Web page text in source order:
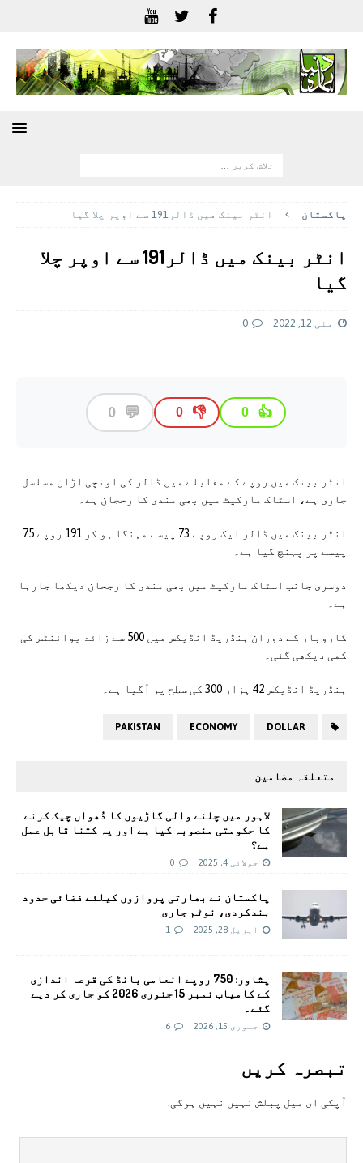
پاکستان انٹر بینک میں ڈالر191 سے اوپر چلا گیا
انٹر بینک میں ڈالر191 سے اوپر چلا
گیا
مئی 12, 2022 0
👍
0
👎
0
💬
0
انٹر بینک میں روپے کے مقابلے میں ڈالر کی اونچی اڑان مسلسل
جاری ہے، اسٹاک مارکیٹ میں بھی مندی کا رحجان ہے۔
انٹر بینک میں ڈالر ایک روپے 73 پیسے مہنگا ہو کر 191 روپے 75
پیسے پر پہنچ گیا ہے۔
دوسری جانب اسٹاک مارکیٹ میں بھی مندی کا رجحان دیکھا جارہا
ہے۔
کاروبار کے دوران ہنڈریڈ انڈیکس میں 500 سے زائد پوائنٹس کی
کمی دیکھی گئی۔
ہنڈریڈ انڈیکس 42 ہزار 300 کی سطح پر آگیا ہے۔
DOLLAR
ECONOMY
PAKISTAN
متعلقہ مضامین
لاہور میں چلنے والی گاڑیوں کا دُھواں چیک کرنے
کا حکومتی منصوبہ کیا ہے اور یہ کتنا قابل عمل
ہے؟
جولائی 4, 2025 0
پاکستان نے بھارتی پروازوں کیلئے فضائی حدود
بندکردی، نوٹم جاری
اپریل 28, 2025 1
پشاور: 750 روپے انعامی بانڈ کی قرعہ اندازی
کے کامیاب نمبر 15 جنوری 2026 کو جاری کر دیے
گئے۔
جنوری 15, 2026 6
تبصرہ کريں
آپکی ای ميل پبلش نہيں نہيں ہوگی.